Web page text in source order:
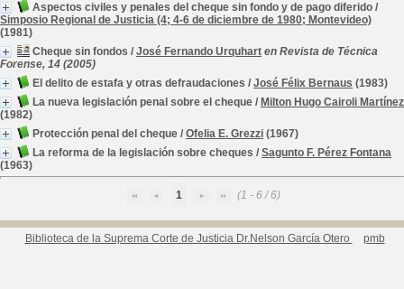
Aspectos civiles y penales del cheque sin fondo y de pago diferido /
Simposio Regional de Justicia (4; 4-6 de diciembre de 1980; Montevideo)
(1981)
Cheque sin fondos / José Fernando Urquhart en Revista de Técnica
Forense, 14 (2005)
El delito de estafa y otras defraudaciones / José Félix Bernaus (1983)
La nueva legislación penal sobre el cheque / Milton Hugo Cairoli Martínez
(1982)
Protección penal del cheque / Ofelia E. Grezzi (1967)
La reforma de la legislación sobre cheques / Sagunto F. Pérez Fontana
(1963)
1 (1 - 6 / 6)
Biblioteca de la Suprema Corte de Justicia Dr.Nelson García Otero pmb